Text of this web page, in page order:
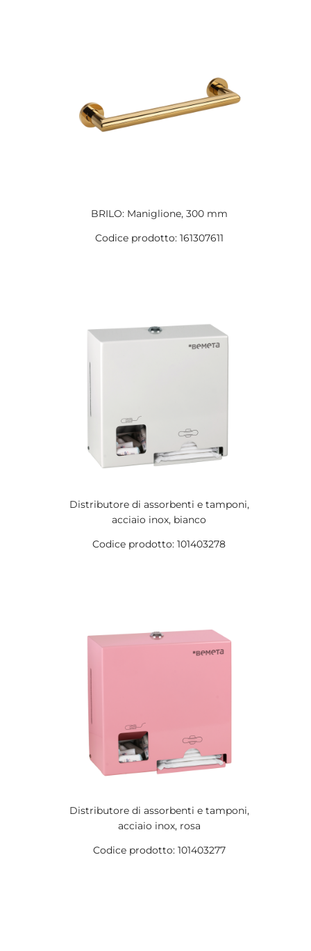
BRILO: Maniglione, 300 mm
Codice prodotto: 161307611
Distributore di assorbenti e tamponi,
acciaio inox, bianco
Codice prodotto: 101403278
Distributore di assorbenti e tamponi,
acciaio inox, rosa
Codice prodotto: 101403277